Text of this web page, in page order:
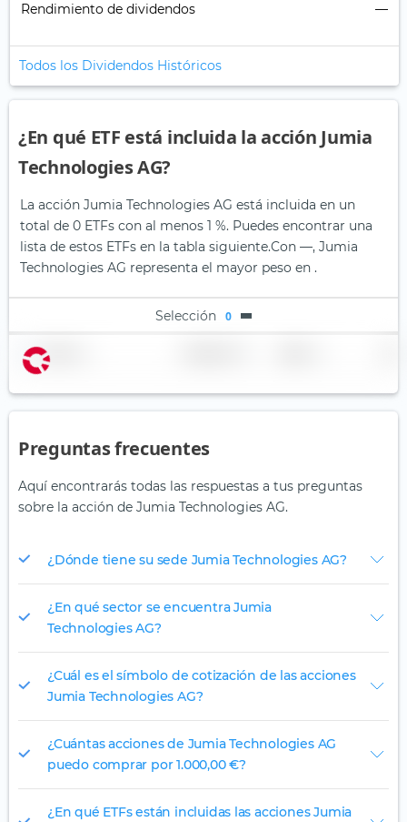
Rendimiento de dividendos —
Todos los Dividendos Históricos
¿En qué ETF está incluida la acción Jumia
Technologies AG?
La acción Jumia Technologies AG está incluida en un
total de 0 ETFs con al menos 1 %. Puedes encontrar una
lista de estos ETFs en la tabla siguiente.Con —, Jumia
Technologies AG representa el mayor peso en .
Selección 0
Nombre
Preguntas frecuentes
Aquí encontrarás todas las respuestas a tus preguntas
sobre la acción de Jumia Technologies AG.
¿Dónde tiene su sede Jumia Technologies AG?
¿En qué sector se encuentra Jumia
Technologies AG?
¿Cuál es el símbolo de cotización de las acciones
Jumia Technologies AG?
¿Cuántas acciones de Jumia Technologies AG
puedo comprar por 1.000,00 €?
¿En qué ETFs están incluidas las acciones Jumia